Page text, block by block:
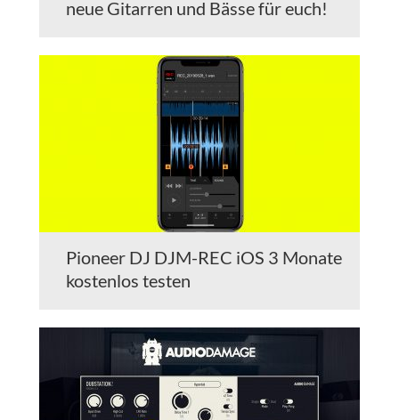
neue Gitarren und Bässe für euch!
Pioneer DJ DJM-REC iOS 3 Monate
kostenlos testen